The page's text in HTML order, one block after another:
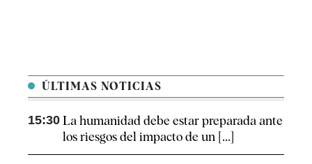
ÚLTIMAS NOTICIAS
15:30 La humanidad debe estar preparada ante
los riesgos del impacto de un [...]